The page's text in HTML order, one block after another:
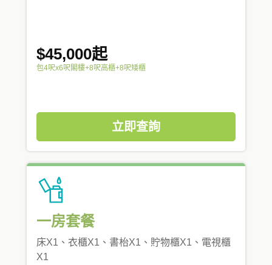
$45,000起
包4呎x6呎閣樓+8呎高櫃+8呎矮櫃
立即查詢
一房套餐
床X1、衣櫃X1、書枱X1、貯物櫃X1、電視櫃
X1